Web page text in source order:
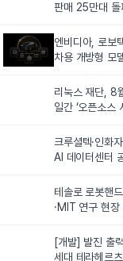
판매 25만대 돌
엔비디아, 로보
차용 개방형 모
리눅스 재단, 8
일간 ‘오픈소스
크루셜텍·인화
AI 데이터센터
테솔로 로봇핸
·MIT 연구 현
화
[개발] 발진 출
세대 테라헤르